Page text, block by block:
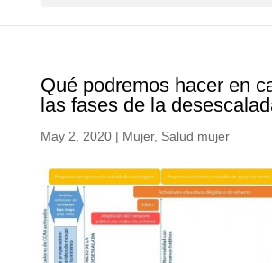
Qué podremos hacer en
las fases de la
May 2, 2020| Mujer, Salud mujer